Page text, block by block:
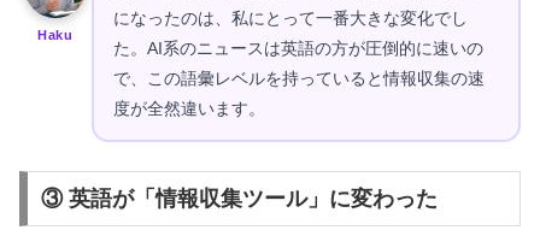
Haku
になったのは、私にとって一番大きな変化でし
た。AI系のニュースは英語の方が圧倒的に速いの
で、この語彙レベルを持っていると情報収集の速
度が全然違います。
③ 英語が「情報収集ツール」に変わった